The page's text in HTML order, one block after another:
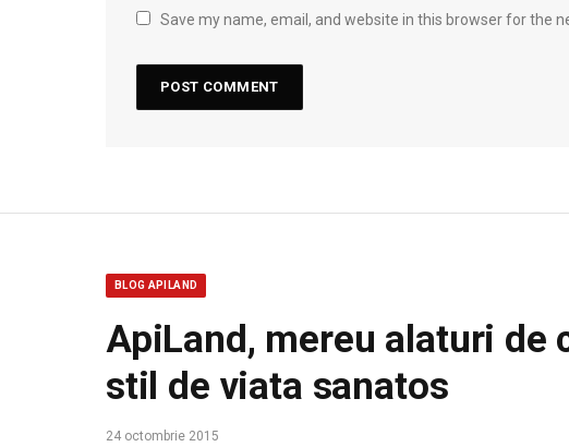
Save my name, email, and website in this browser for the
BLOG APILAND
ApiLand, mereu alaturi de
stil de viata sanatos
24 octombrie 2015